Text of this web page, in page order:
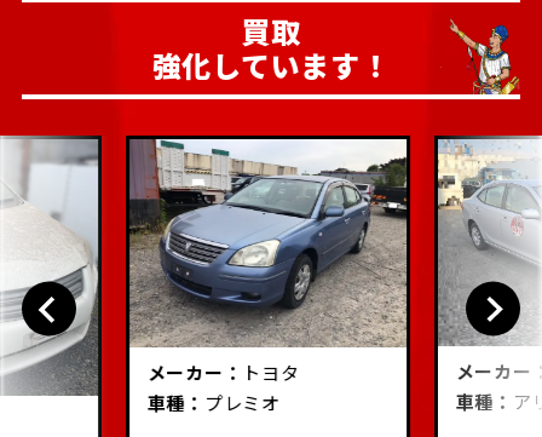
買取
強化しています！
メーカー： トヨタ
車種： プレミオ
メーカー
車種： ア